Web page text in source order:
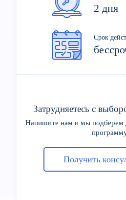
2 дня
Срок
Затрудняетесь с
Напишите нам и мы подберем
Получить